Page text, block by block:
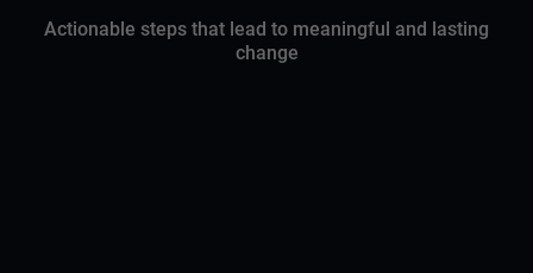
Actionable steps that lead to meaningful and lasting
change